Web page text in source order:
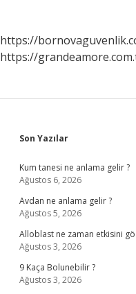
https://
https://
Sidebar
Son Yazılar
Kum tanesi ne anlama gelir ?
Ağustos 6, 2026
Avdan ne anlama gelir ?
Ağustos 5, 2026
Alloblast ne zaman etkisini
Ağustos 3, 2026
9 Kaça Bolunebilir ?
Ağustos 3, 2026